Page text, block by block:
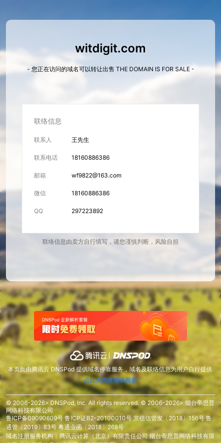
witdigit.com
- 您正在访问的域名可以转让出售 THE DOMAIN IS FOR SALE -
联络信息
联系人 王先生
联系电话 18160886386
邮箱 wf9822@163.com
微信 18160886386
QQ 297223892
联络信息由卖方自行填写，请您谨慎判断，风险自担
本页面由腾讯云 DNSPod 提供域名停靠服务，域名及联络信息为用户自行提供
点此免费使用该服务
© 2006-2026> DNSPod, Inc. All rights reserved. © 2006-2026> 烟台帝思普
网络科技有限公司
鲁ICP备09090609号 鲁ICP证B2-20100010号 京信信管发〔2018〕156号 鲁
通管〔2019〕83号 粤通业函〔2018〕268号
域名注册服务机构：腾讯云计算（北京）有限责任公司 烟台帝思普网络科技有限